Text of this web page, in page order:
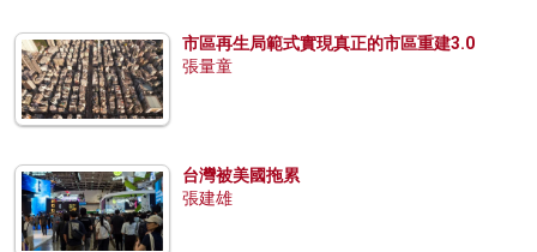
市區再生局範式實現真正的市區重建3.0
張量童
台灣被美國拖累
張建雄